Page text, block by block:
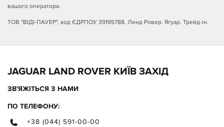
вашого оператора.
ТОВ "ВІДІ-ПАУЕР", код ЄДРПОУ 39195788. Ленд Ровер. Ягуар. Трейд-ін.
JAGUAR LAND ROVER КИЇВ ЗАХІД
ЗВ'ЯЖІТЬСЯ З НАМИ
ПО ТЕЛЕФОНУ:
+38 (044) 591-00-00